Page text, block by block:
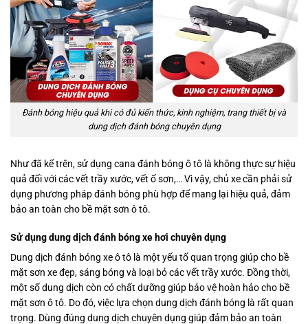
Đánh bóng hiệu quả khi có đủ kiến thức, kinh nghiệm, trang thiết bị và
dung dịch đánh bóng chuyên dụng
Như đã kể trên, sử dụng cana đánh bóng ô tô là không thực sự hiệu
quả đối với các vết trầy xước, vết ố sơn,… Vì vậy, chủ xe cần phải sử
dụng phương pháp đánh bóng phù hợp để mang lại hiệu quả, đảm
bảo an toàn cho bề mặt sơn ô tô.
Sử dụng dung dịch đánh bóng xe hơi chuyên dụng
Dung dịch đánh bóng xe ô tô là một yếu tố quan trọng giúp cho bề
mặt sơn xe đẹp, sáng bóng và loại bỏ các vết trầy xước. Đồng thời,
một số dung dịch còn có chất dưỡng giúp bảo vệ hoàn hảo cho bề
mặt sơn ô tô. Do đó, việc lựa chọn dung dịch đánh bóng là rất quan
trọng. Dùng đúng dung dịch chuyên dụng giúp đảm bảo an toàn